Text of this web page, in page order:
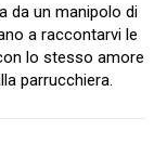
da un manipolo di
a raccontarvi le
lo stesso amore
parrucchiera.